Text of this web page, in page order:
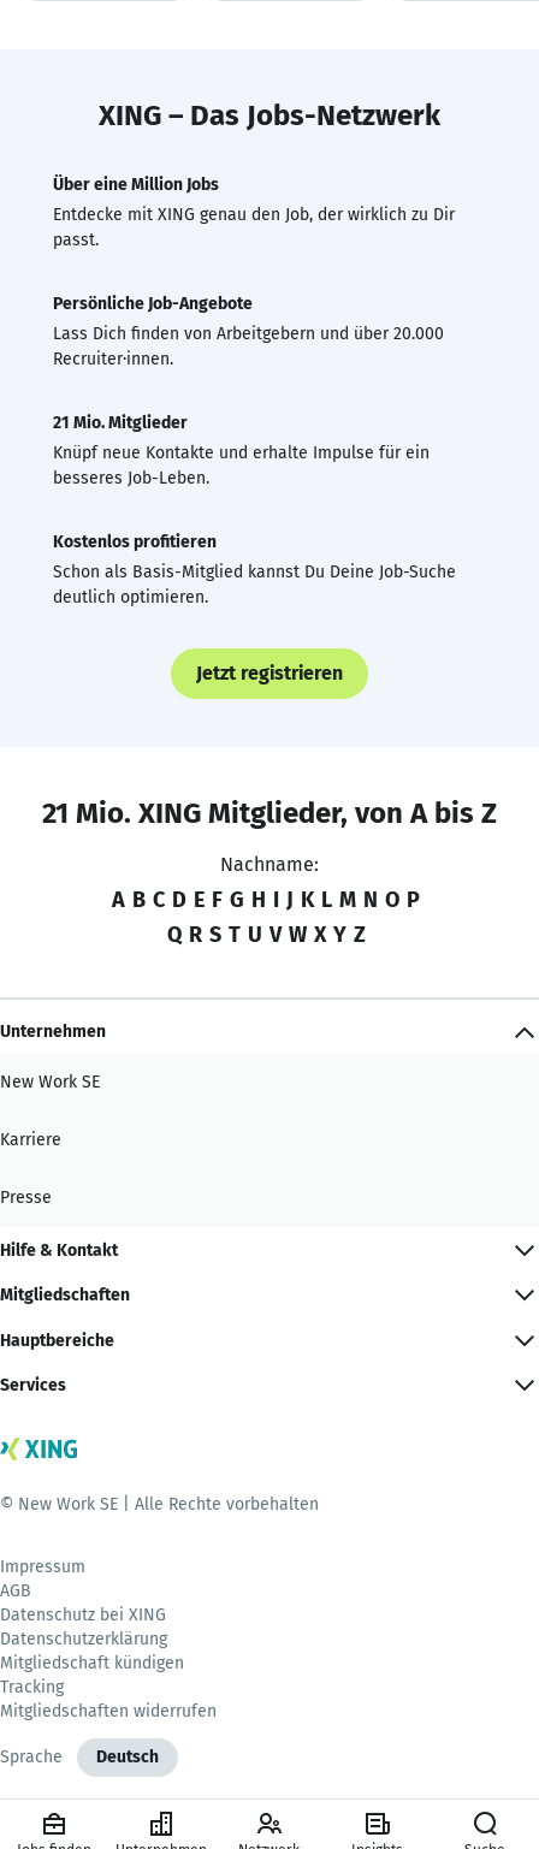
XING – Das Jobs-Netzwerk
Über eine Million Jobs
Entdecke mit XING genau den Job, der wirklich zu Dir
passt.
Persönliche Job-Angebote
Lass Dich finden von Arbeitgebern und über 20.000
Recruiter·innen.
21 Mio. Mitglieder
Knüpf neue Kontakte und erhalte Impulse für ein
besseres Job-Leben.
Kostenlos profitieren
Schon als Basis-Mitglied kannst Du Deine Job-Suche
deutlich optimieren.
Jetzt registrieren
21 Mio. XING Mitglieder, von A bis Z
Nachname:
A B C D E F G H I J K L M N O P
Q R S T U V W X Y Z
Unternehmen
New Work SE
Karriere
Presse
Hilfe & Kontakt
Mitgliedschaften
Hauptbereiche
Services
© New Work SE | Alle Rechte vorbehalten
Impressum
AGB
Datenschutz bei XING
Datenschutzerklärung
Mitgliedschaft kündigen
Tracking
Mitgliedschaften widerrufen
Sprache Deutsch